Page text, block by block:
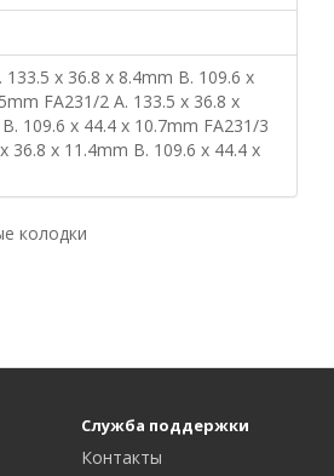
133.5 x 36.8 x 8.4mm B. 109.6 x
FA231/2 A. 133.5 x 36.8 x
109.6 x 44.4 x 10.7mm FA231/3
36.8 x 11.4mm B. 109.6 x 44.4 x
колодки
Служба поддержки
Контакты